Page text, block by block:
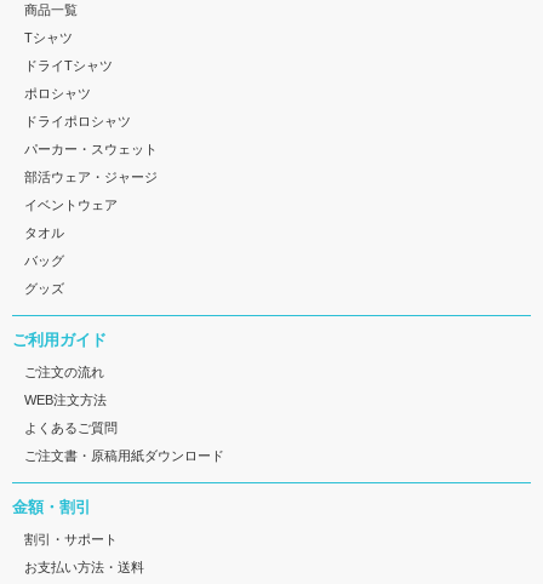
商品一覧
Tシャツ
ドライTシャツ
ポロシャツ
ドライポロシャツ
パーカー・スウェット
部活ウェア・ジャージ
イベントウェア
タオル
バッグ
グッズ
ご利用ガイド
ご注文の流れ
WEB注文方法
よくあるご質問
ご注文書・原稿用紙ダウンロード
金額・割引
割引・サポート
お支払い方法・送料